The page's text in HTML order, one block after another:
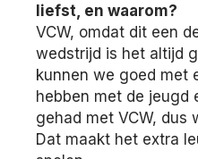
liefst, en waarom?
VCW, omdat dit een
wedstrijd is het altijd
kunnen we goed met
hebben met de jeugd
gehad met VCW, dus
Dat maakt het extra